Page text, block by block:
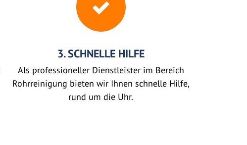
3. SCHNELLE HILFE
Als professioneller Dienstleister im Bereich
Rohrreinigung bieten wir Ihnen schnelle Hilfe,
rund um die Uhr.